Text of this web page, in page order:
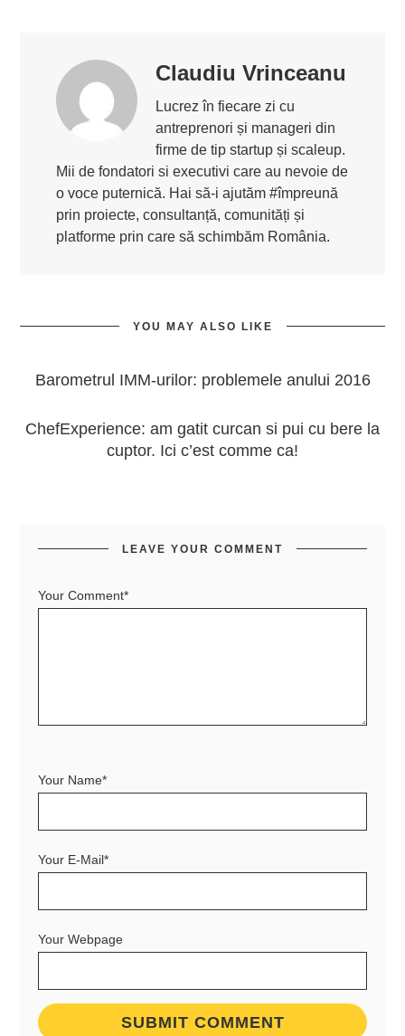
Claudiu Vrinceanu
Lucrez în fiecare zi cu
antreprenori și manageri din
firme de tip startup și scaleup.
Mii de fondatori si executivi care au nevoie de
o voce puternică. Hai să-i ajutăm #împreună
prin proiecte, consultanță, comunități și
platforme prin care să schimbăm România.
YOU MAY ALSO LIKE
Barometrul IMM-urilor: problemele anului 2016
ChefExperience: am gatit curcan si pui cu bere la
cuptor. Ici c’est comme ca!
LEAVE YOUR COMMENT
Your Comment*
Your Name*
Your E-Mail*
Your Webpage